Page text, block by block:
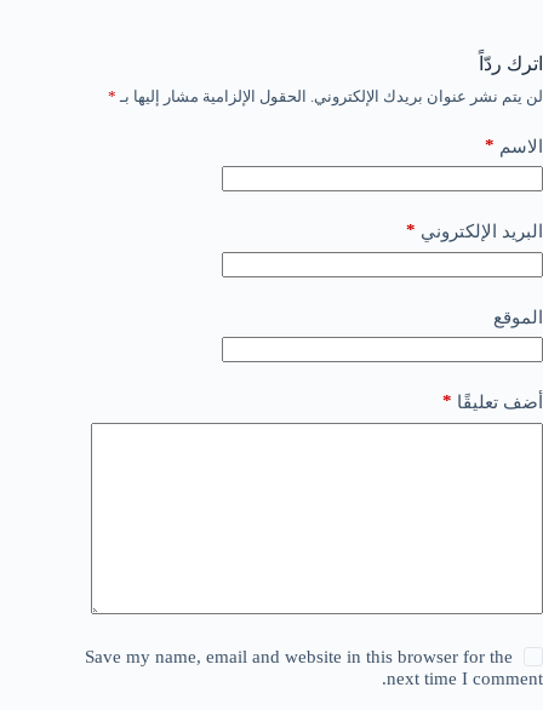
اترك ردّاً
لن يتم نشر عنوان بريدك الإلكتروني. الحقول الإلزامية مشار إليها بـ *
الاسم *
البريد الإلكتروني *
الموقع
أضف تعليقًا *
Save my name, email and website in this browser for the
next time I comment.